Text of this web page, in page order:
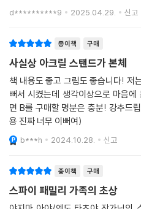
d**********9 2025.04.29. 신고
종이책 구매
사실상 아크릴 스탠드가 본체
책 내용도 좋고 그림도 좋습니다! 저
뻐서 시켰는데 생각이상으로 마음
면 B를 구매할 명분은 충분! 강추드
용 진짜 너무 이뻐여)
b***h 2024.10.28. 신고
종이책 구매
스파이 패밀리 가족의 초상